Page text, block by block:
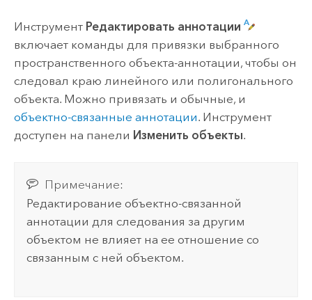
Инструмент Редактировать аннотации
включает команды для привязки выбранного
пространственного объекта-аннотации, чтобы он
следовал краю линейного или полигонального
объекта. Можно привязать и обычные, и
объектно-связанные аннотации. Инструмент
доступен на панели Изменить объекты.
Примечание:
Редактирование объектно-связанной
аннотации для следования за другим
объектом не влияет на ее отношение со
связанным с ней объектом.